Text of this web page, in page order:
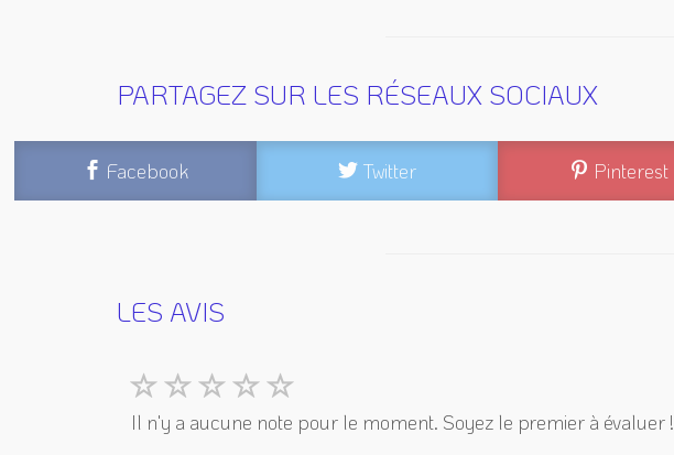
PARTAGEZ SUR LES RÉSEAUX SOCIAUX
Facebook Twitter Pinterest
LES AVIS
Il n'y a aucune note pour le moment. Soyez le premier à évaluer !